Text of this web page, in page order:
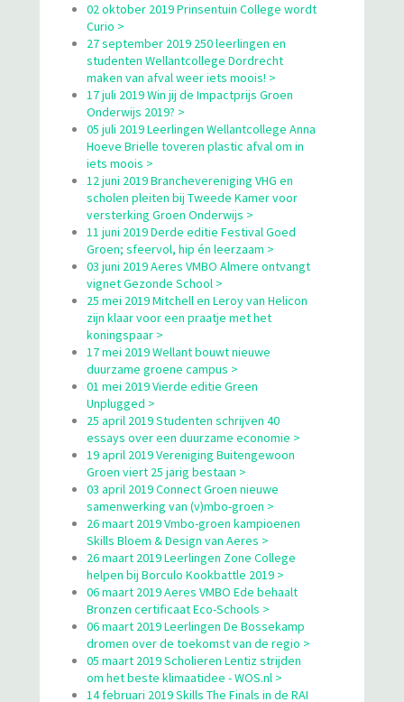
02 oktober 2019 Prinsentuin College wordt
Curio >
27 september 2019 250 leerlingen en
studenten Wellantcollege Dordrecht
maken van afval weer iets moois! >
17 juli 2019 Win jij de Impactprijs Groen
Onderwijs 2019? >
05 juli 2019 Leerlingen Wellantcollege Anna
Hoeve Brielle toveren plastic afval om in
iets moois >
12 juni 2019 Branchevereniging VHG en
scholen pleiten bij Tweede Kamer voor
versterking Groen Onderwijs >
11 juni 2019 Derde editie Festival Goed
Groen; sfeervol, hip én leerzaam >
03 juni 2019 Aeres VMBO Almere ontvangt
vignet Gezonde School >
25 mei 2019 Mitchell en Leroy van Helicon
zijn klaar voor een praatje met het
koningspaar >
17 mei 2019 Wellant bouwt nieuwe
duurzame groene campus >
01 mei 2019 Vierde editie Green
Unplugged >
25 april 2019 Studenten schrijven 40
essays over een duurzame economie >
19 april 2019 Vereniging Buitengewoon
Groen viert 25 jarig bestaan >
03 april 2019 Connect Groen nieuwe
samenwerking van (v)mbo-groen >
26 maart 2019 Vmbo-groen kampioenen
Skills Bloem & Design van Aeres >
26 maart 2019 Leerlingen Zone College
helpen bij Borculo Kookbattle 2019 >
06 maart 2019 Aeres VMBO Ede behaalt
Bronzen certificaat Eco-Schools >
06 maart 2019 Leerlingen De Bossekamp
dromen over de toekomst van de regio >
05 maart 2019 Scholieren Lentiz strijden
om het beste klimaatidee - WOS.nl >
14 februari 2019 Skills The Finals in de RAI